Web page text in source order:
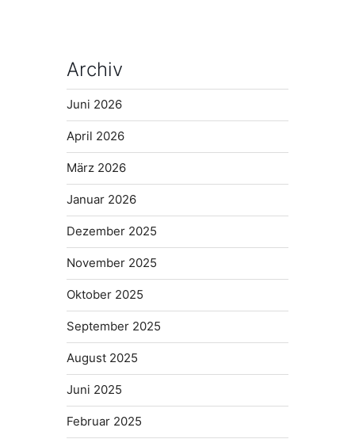
Archiv
Juni 2026
April 2026
März 2026
Januar 2026
Dezember 2025
November 2025
Oktober 2025
September 2025
August 2025
Juni 2025
Februar 2025